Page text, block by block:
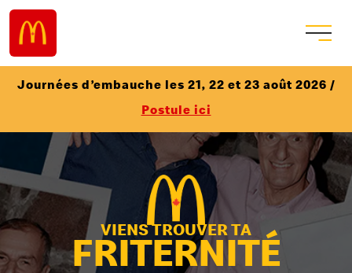
Journées d’embauche les 21, 22 et 23 août 2026 /
Postule ici
VIENS TROUVER TA
FRITERNITÉ